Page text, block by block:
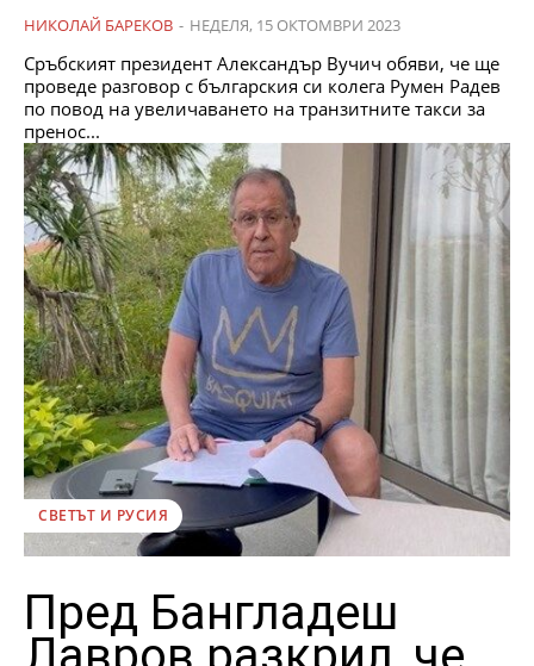
НИКОЛАЙ БАРЕКОВ - НЕДЕЛЯ, 15 ОКТОМВРИ 2023
Сръбският президент Александър Вучич обяви, че ще
проведе разговор с българския си колега Румен Радев
по повод на увеличаването на транзитните такси за
пренос...
СВЕТЪТ И РУСИЯ
Пред Бангладеш